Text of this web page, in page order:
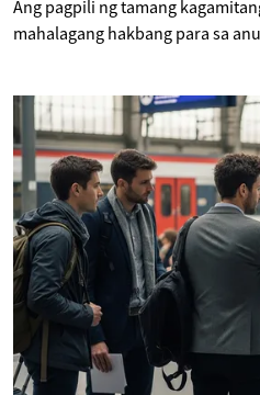
Ang pagpili ng tamang
mahalagang hakbang para sa